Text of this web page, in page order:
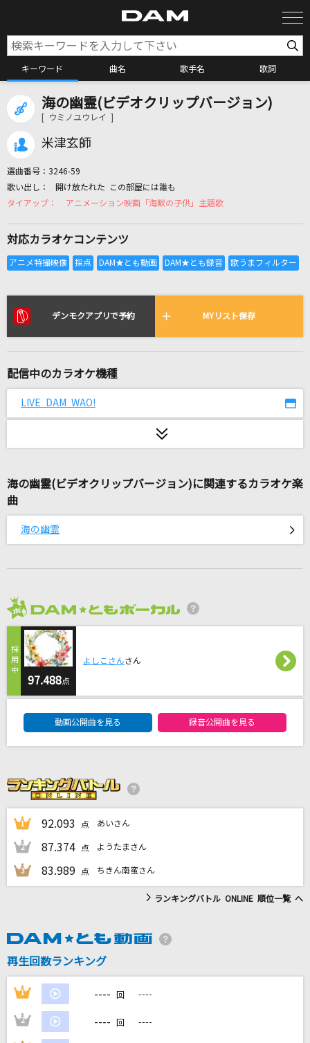
キーワード 曲名 歌手名 歌詞
カラオケ検索
カラオケリクエスト
さよならだけが人生だ
セレナーデ
レディメイド
KANA-BOON
最後の雨
中西保志
星野 源
[生音]SAKURA
いきものがかり
[生音]難破船
中森明菜
[生音]水平線
LOVE涙色
松浦亜弥
海の幽霊(ビデオクリップバージョン)
[ ウミノユウレイ ]
米津玄師
選曲番号： 3246-59
開け放たれた この部屋には誰も
アニメーション映画「海獣の子供」主題歌
対応カラオケコンテンツ
デンモクアプリで予約 MYリスト保存
配信中のカラオケ機種
LIVE DAM WAO!
海の幽霊(ビデオクリップバージョン)に関連するカラオケ楽
曲
海の幽霊
97.488点
よしこさんさん
動画公開曲を見る 録音公開曲を見る
1 92.093 点 あいさん
2 87.374 点 ようたまさん
3 83.989 点 ちきん南蛮さん
ランキングバトル ONLINE 順位一覧 へ
再生回数ランキング
1 ---- 回 ----
2 ---- 回 ----